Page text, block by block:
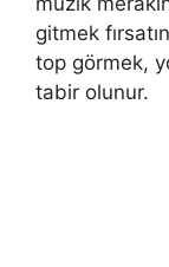
gitmek
top görmek,
tabir olunur.